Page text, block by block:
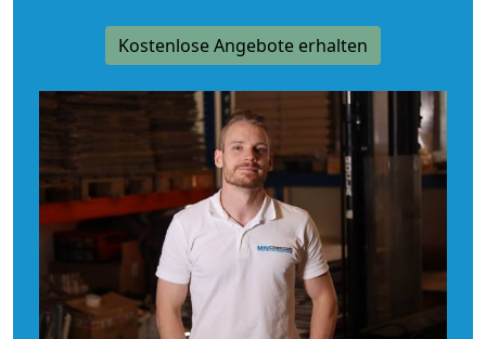
Kostenlose Angebote erhalten